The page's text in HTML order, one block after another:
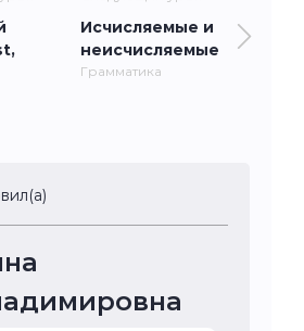
Исчисляемые и
неисчисляемые
Грамматика